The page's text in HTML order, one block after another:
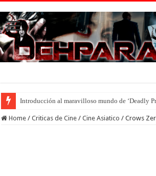
Introducción al maravilloso mundo de ‘Deadly
Home / Criticas de Cine / Cine Asiatico / Crows